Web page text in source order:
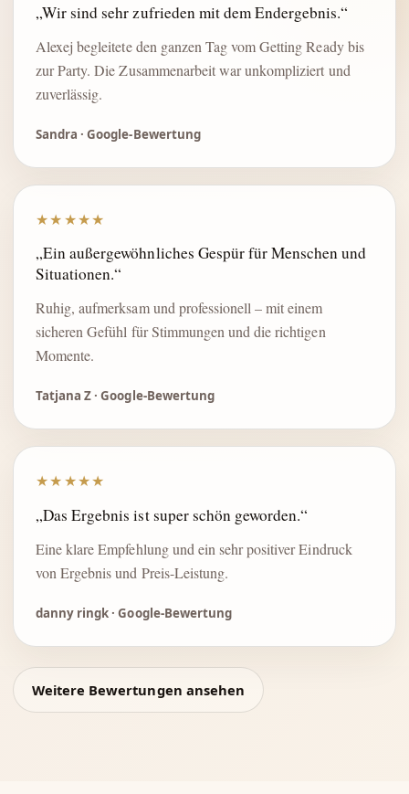
„Wir sind sehr zufrieden mit dem Endergebnis.“
Alexej begleitete den ganzen Tag vom Getting Ready bis
zur Party. Die Zusammenarbeit war unkompliziert und
zuverlässig.
Sandra · Google-Bewertung
★★★★★
„Ein außergewöhnliches Gespür für Menschen und
Situationen.“
Ruhig, aufmerksam und professionell – mit einem
sicheren Gefühl für Stimmungen und die richtigen
Momente.
Tatjana Z · Google-Bewertung
★★★★★
„Das Ergebnis ist super schön geworden.“
Eine klare Empfehlung und ein sehr positiver Eindruck
von Ergebnis und Preis-Leistung.
danny ringk · Google-Bewertung
Weitere Bewertungen ansehen